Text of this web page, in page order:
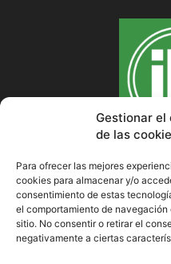
Gestionar
de las
Para ofrecer las mejores
cookies para almacenar y/o
consentimiento de estas
el comportamiento de
sitio. No consentir o retirar el
negativamente a ciertas
SOBRE